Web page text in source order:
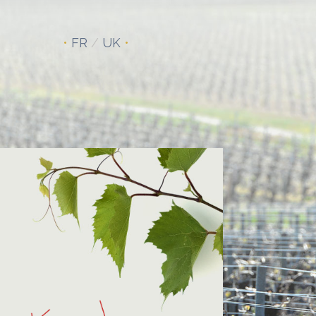
• FR / UK •